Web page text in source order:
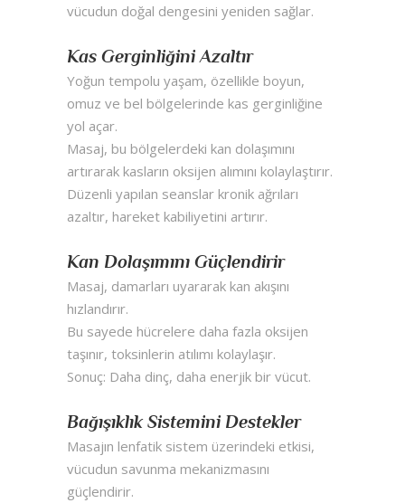
vücudun doğal dengesini yeniden sağlar.
Kas Gerginliğini Azaltır
Yoğun tempolu yaşam, özellikle boyun,
omuz ve bel bölgelerinde kas gerginliğine
yol açar.
Masaj, bu bölgelerdeki kan dolaşımını
artırarak kasların oksijen alımını kolaylaştırır.
Düzenli yapılan seanslar kronik ağrıları
azaltır, hareket kabiliyetini artırır.
Kan Dolaşımını Güçlendirir
Masaj, damarları uyararak kan akışını
hızlandırır.
Bu sayede hücrelere daha fazla oksijen
taşınır, toksinlerin atılımı kolaylaşır.
Sonuç: Daha dinç, daha enerjik bir vücut.
Bağışıklık Sistemini Destekler
Masajın lenfatik sistem üzerindeki etkisi,
vücudun savunma mekanizmasını
güçlendirir.